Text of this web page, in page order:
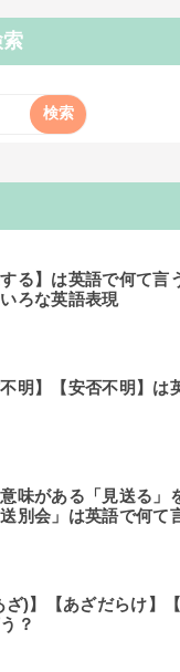
する】は英語で何て言
ろな英語表現
不明】【安否不明】は
味がある「見送る」
別会」は英語で何て
ざ)】【あざだらけ】
？